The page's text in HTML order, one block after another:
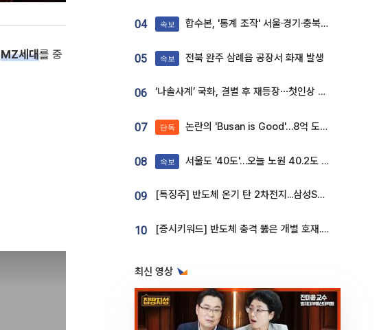
MZ세대를 중
04 속보 합수본, '통계 조작' 서울·경기·충북 선관위 등 추가 압수수색
05 속보 전북 완주 삼례읍 공장서 화재 발생
06 ‘나솔사계’ 국화, 결별 후 재등장⋯첫인상 투표 휩쓸고 ‘인기녀’ 등극
07 단독 논란의 'Busan is Good'…8억 도시브랜드, 용산 대통령실 CI 업체가 수행
08 속보 서울도 '40도'…오늘 노원 40.2도 기록
09 [특징주] 반도체 온기 탄 2차전지...삼성SDI, 장 초반 7% 넘게 껑충
10 [증시키워드] 반도체 충격 뚫은 개별 호재...포스코퓨처엠·에코프로·한화솔루션 '눈길'
최신 영상